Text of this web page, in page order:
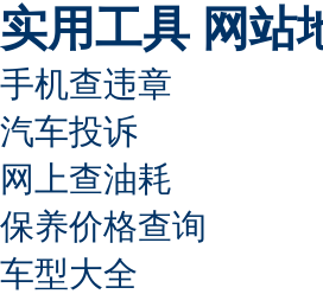
实用工具 网站
手机查违章
汽车投诉
网上查油耗
保养价格查询
车型大全